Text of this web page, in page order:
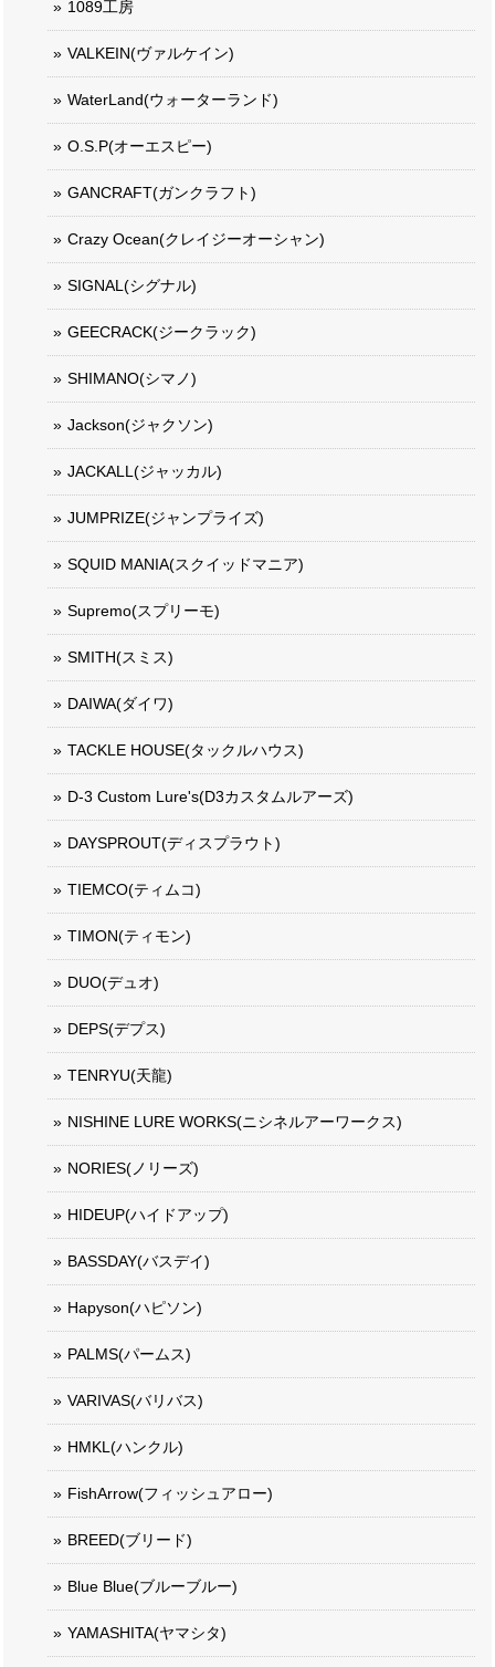
1089工房
VALKEIN(ヴァルケイン)
WaterLand(ウォーターランド)
O.S.P(オーエスピー)
GANCRAFT(ガンクラフト)
Crazy Ocean(クレイジーオーシャン)
SIGNAL(シグナル)
GEECRACK(ジークラック)
SHIMANO(シマノ)
Jackson(ジャクソン)
JACKALL(ジャッカル)
JUMPRIZE(ジャンプライズ)
SQUID MANIA(スクイッドマニア)
Supremo(スプリーモ)
SMITH(スミス)
DAIWA(ダイワ)
TACKLE HOUSE(タックルハウス)
D-3 Custom Lure's(D3カスタムルアーズ)
DAYSPROUT(ディスプラウト)
TIEMCO(ティムコ)
TIMON(ティモン)
DUO(デュオ)
DEPS(デプス)
TENRYU(天龍)
NISHINE LURE WORKS(ニシネルアーワークス)
NORIES(ノリーズ)
HIDEUP(ハイドアップ)
BASSDAY(バスデイ)
Hapyson(ハピソン)
PALMS(パームス)
VARIVAS(バリバス)
HMKL(ハンクル)
FishArrow(フィッシュアロー)
BREED(ブリード)
Blue Blue(ブルーブルー)
YAMASHITA(ヤマシタ)